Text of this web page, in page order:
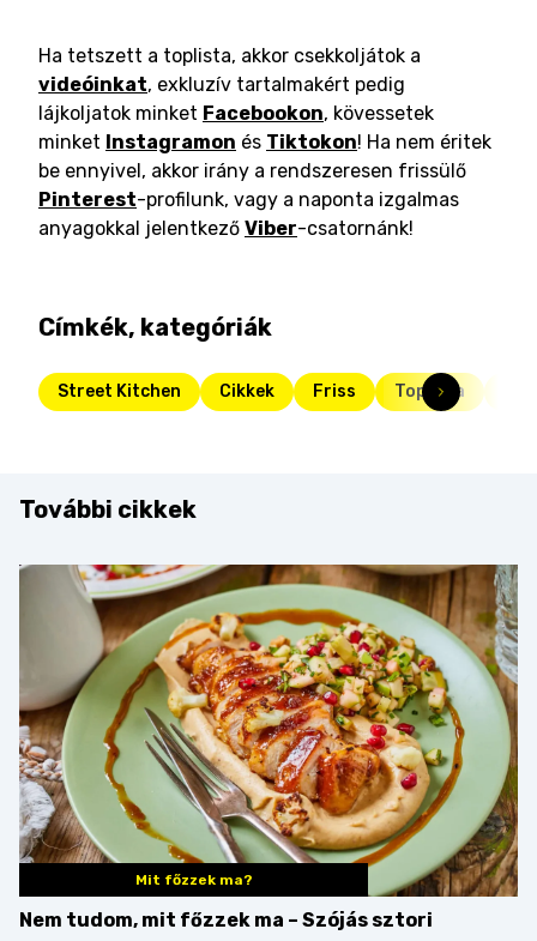
Ha tetszett a toplista, akkor csekkoljátok a
videóinkat, exkluzív tartalmakért pedig
lájkoljatok minket Facebookon, kövessetek
minket Instagramon és Tiktokon! Ha nem éritek
be ennyivel, akkor irány a rendszeresen frissülő
Pinterest-profilunk, vagy a naponta izgalmas
anyagokkal jelentkező Viber-csatornánk!
Címkék, kategóriák
Street Kitchen Cikkek Friss Toplista
További cikkek
Mit főzzek ma?
Nem tudom, mit főzzek ma – Szójás sztori